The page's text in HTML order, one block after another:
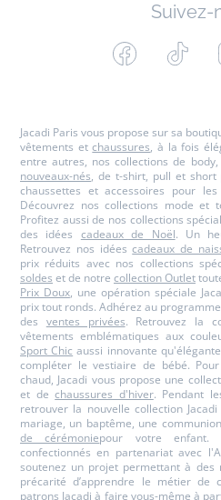
Suivez-
Facebook
Jacadi Paris vous propose sur sa
vêtements etchaussures, à la fois
entre autres, nos collections de
nouveaux-nés, de t-shirt, pull et short
chaussettes et accessoires pour
Découvrez nos collections mode et
Profitez aussi de nos collections
des idées cadeaux de Noël. Un
Retrouvez nos idéescadeaux de
prix réduits avec nos collections
soldes et de notre collection Outlet
Prix Doux, une opération spéciale
prix tout ronds. Adhérez au
des ventes privées. Retrouvez la
vêtements emblématiques aux
Sport Chic aussi innovante
compléter le vestiaire de bébé.
chaud, Jacadi vous propose une
et dechaussures d'hiver. Pendant
retrouver la nouvelle collection
mariage, un baptême, une
de cérémoniepour votre
confectionnés en partenariat avec
soutenez un projet permettant à des
précarité d’apprendre le métier de
patrons Jacadi à faire vous-même à